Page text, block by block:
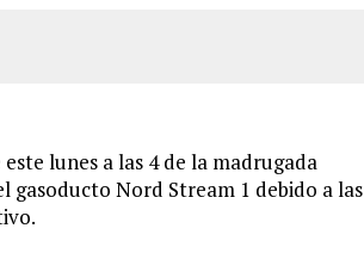
lunes a las 4 de la madrugada
gasoducto Nord Stream 1 debido a las